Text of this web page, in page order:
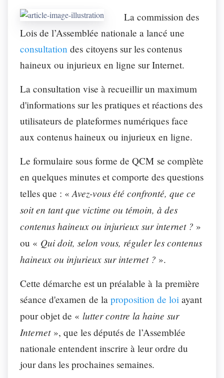
La commission des
Lois de l’Assemblée nationale a lancé une
consultation des citoyens sur les contenus
haineux ou injurieux en ligne sur Internet.
La consultation vise à recueillir un maximum
d'informations sur les pratiques et réactions des
utilisateurs de plateformes numériques face
aux contenus haineux ou injurieux en ligne.
Le formulaire sous forme de QCM se complète
en quelques minutes et comporte des questions
telles que : « Avez-vous été confronté, que ce
soit en tant que victime ou témoin, à des
contenus haineux ou injurieux sur internet ? »
ou « Qui doit, selon vous, réguler les contenus
haineux ou injurieux sur internet ? ».
Cette démarche est un préalable à la première
séance d'examen de la proposition de loi ayant
pour objet de « lutter contre la haine sur
Internet», que les députés de l’Assemblée
nationale entendent inscrire à leur ordre du
jour dans les prochaines semaines.